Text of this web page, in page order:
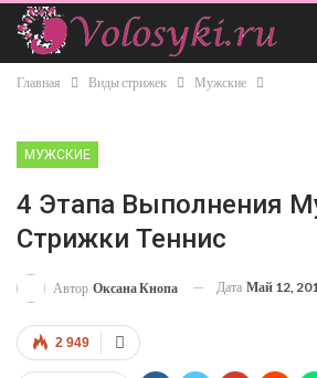
Главная Виды стрижек Мужские
МУЖСКИЕ
4 Этапа Выполнения
Стрижки Теннис
Автор Оксана Кнопа Дата Май 12,
2 949